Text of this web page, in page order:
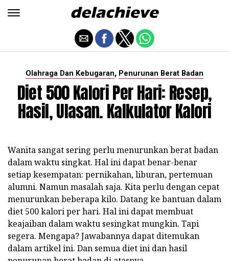
Olahraga Dan Kebugaran, Penurunan Berat Badan
Diet 500 Kalori Per Hari: Resep,
Hasil, Ulasan. Kalkulator Kalori
Wanita sangat sering perlu menurunkan berat badan
dalam waktu singkat. Hal ini dapat benar-benar
setiap kesempatan: pernikahan, liburan, pertemuan
alumni. Namun masalah saja. Kita perlu dengan cepat
menurunkan beberapa kilo. Datang ke bantuan dalam
diet 500 kalori per hari. Hal ini dapat membuat
keajaiban dalam waktu sesingkat mungkin. Tapi
segera. Mengapa? Jawabannya dapat ditemukan
dalam artikel ini. Dan semua diet ini dan hasil